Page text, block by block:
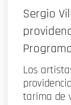
Sergio
Los
tarima de